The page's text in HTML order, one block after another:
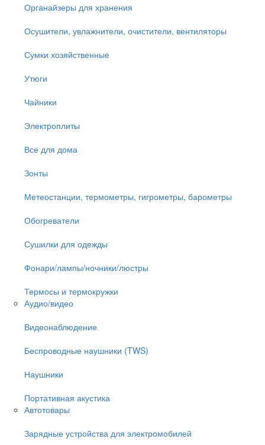
Органайзеры для хранения
Осушители, увлажнители, очистители, вентиляторы
Сумки хозяйственные
Утюги
Чайники
Электроплиты
Все для дома
Зонты
Метеостанции, термометры, гигрометры, барометры
Обогреватели
Сушилки для одежды
Фонари/лампы/ночники/люстры
Термосы и термокружки
Аудио/видео
Видеонаблюдение
Беспроводные наушники (TWS)
Наушники
Портативная акустика
Автотовары
Зарядные устройства для электромобилей